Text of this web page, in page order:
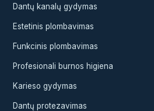
Dantų kanalų gydymas
Estetinis plombavimas
Funkcinis plombavimas
Profesionali burnos higiena
Karieso gydymas
Dantų protezavimas